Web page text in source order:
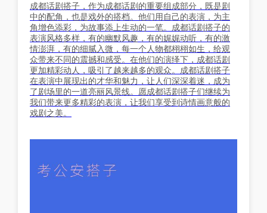
成都话剧搭子，作为成都话剧的重要组成部分，既是剧
中的配角，也是戏外的搭档。他们用自己的表演，为主
角增色添彩，为故事添上生动的一笔。成都话剧搭子的
表演风格多样，有的幽默风趣，有的娓娓动听，有的激
情澎湃，有的细腻入微，每一个人物都栩栩如生，给观
众带来不同的震撼和感受。在他们的演绎下，成都话剧
更加精彩动人，吸引了越来越多的观众。成都话剧搭子
在表演中展现出的才华和魅力，让人们深深着迷，成为
了剧场里的一道亮丽风景线。愿成都话剧搭子们继续为
我们带来更多精彩的表演，让我们享受到诗情画意般的
戏剧之美。